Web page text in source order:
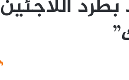
اللاجئين